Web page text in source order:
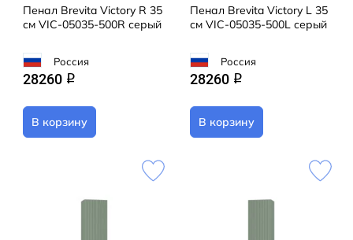
Пенал Brevita Victory R 35
см VIC-05035-500R серый
Россия
28260 q
В корзину
Пенал Brevita Victory L 35
см VIC-05035-500L серый
Россия
28260 q
В корзину